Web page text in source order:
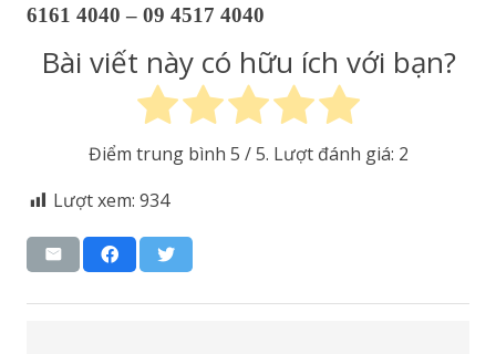
6161 4040 – 09 4517 4040
Bài viết này có hữu ích với bạn?
Điểm trung bình 5 / 5. Lượt đánh giá: 2
Lượt xem: 934